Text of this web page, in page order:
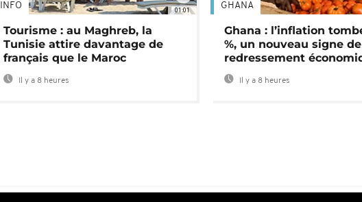
01:01
INFO
Tourisme : au Maghreb, la
Tunisie attire davantage de
français que le Maroc
Il y a 8 heures
GHANA
Ghana : l’inflation
%, un nouveau signe de
redressement
Il y a 8 heures